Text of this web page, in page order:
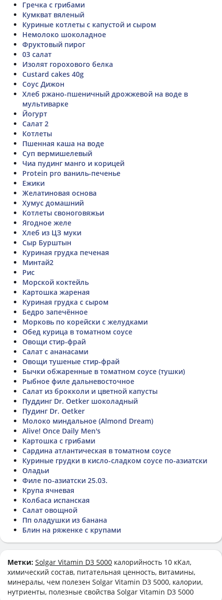
Гречка с грибами
Кумкват вяленый
Куриные котлеты с капустой и сыром
Немолоко шоколадное
Фруктовый пирог
03 салат
Изолят горохового белка
Custard cakes 40g
Соус Дижон
Хлеб ржано-пшеничный дрожжевой на воде в
мультиварке
Йогурт
Салат 2
Котлеты
Пшенная каша на воде
Суп вермишелевый
Чиа пудинг манго и корицей
Protein pro ваниль-печенье
Ежики
Желатиновая основа
Хумус домашний
Котлеты своноговяжьи
Ягодное желе
Хлеб из ЦЗ муки
Сыр Бурштын
Куриная грудка печеная
Минтай2
Рис
Морской коктейль
Картошка жареная
Куриная грудка с сыром
Бедро запечённое
Морковь по корейски с желудками
Обед курица в томатном соусе
Овощи стир-фрай
Салат с ананасами
Овощи тушеные стир-фрай
Бычки обжаренные в томатном соусе (тушки)
Рыбное филе дальневосточное
Салат из брокколи и цветной капусты
Пуддинг Dr. Oetker шоколадный
Пудинг Dr. Oetker
Молоко миндальное (Almond Dream)
Alive! Once Daily Men's
Картошка с грибами
Сардина атлантическая в томатном соусе
Куриные грудки в кисло-сладком соусе по-азиатски
Оладьи
Филе по-азиатски 25.03.
Крупа ячневая
Колбаса испанская
Салат овощной
Пп оладушки из банана
Блин на ряженке с крупами
Метки: Solgar Vitamin D3 5000 калорийность 10 кКал,
химический состав, питательная ценность, витамины,
минералы, чем полезен Solgar Vitamin D3 5000, калории,
нутриенты, полезные свойства Solgar Vitamin D3 5000